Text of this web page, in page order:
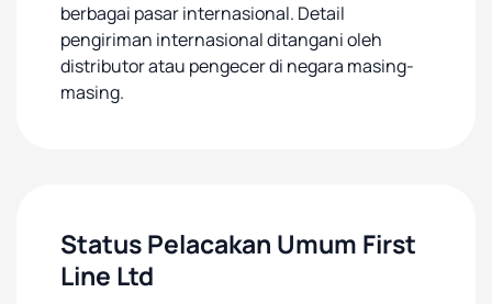
berbagai pasar internasional. Detail
pengiriman internasional ditangani oleh
distributor atau pengecer di negara masing-
masing.
Status Pelacakan Umum First
Line Ltd